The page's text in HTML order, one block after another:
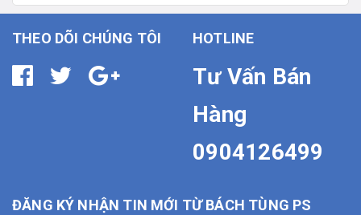
THEO DÕI CHÚNG TÔI HOTLINE
Tư Vấn Bán
Hàng
0904126499
ĐĂNG KÝ NHẬN TIN MỚI TỪ BÁCH TÙNG PS